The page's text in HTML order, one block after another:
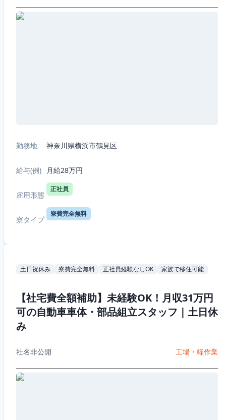
勤務地 神奈川県横浜市鶴見区
給与(例) 月給28万円
雇用形態
正社員
寮タイプ
寮費完全無料
土日祝休み 寮費完全無料 正社員経験なしOK 家族で移住可能
【社宅費全額補助】未経験OK！月収31万円
可の自動車車体・部品組立スタッフ｜土日休
み
社名非公開 工場・軽作業